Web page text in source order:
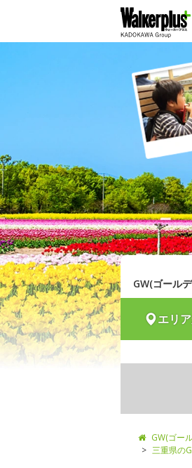
GW(ゴール
エリ
GW(ゴー
三重県の